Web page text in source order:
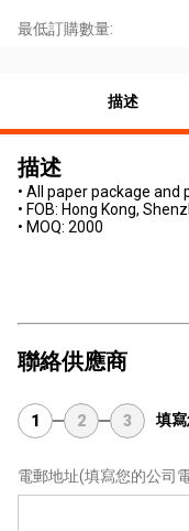
最低訂購數量:
描述
描述
• All paper package and
• FOB: Hong Kong,
• MOQ: 2000
聯絡供應商
1 2 3 填
電郵地址(填寫您的公司